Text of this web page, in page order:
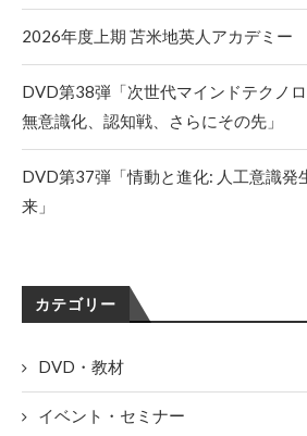
2026年度上期 苫米地英人アカデミー
DVD第38弾「次世代マインドテクノロ
無意識化、認知戦、さらにその先」
DVD第37弾「情動と進化: 人工意識発
来」
カテゴリー
DVD・教材
イベント・セミナー